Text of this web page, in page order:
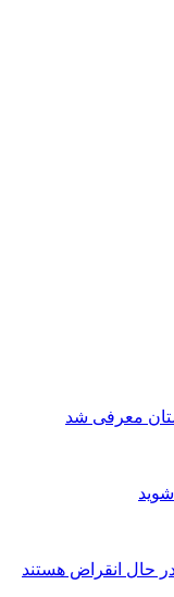
معرفی شد
حال انقراض هستند